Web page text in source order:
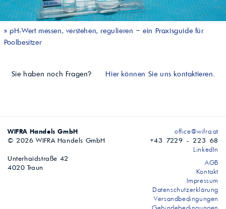
» pH-Wert messen, verstehen, regulieren – ein Praxisguide für
Poolbesitzer
Sie haben noch Fragen? Hier können Sie uns kontaktieren.
WIFRA Handels GmbH
© 2026 WIFRA Handels GmbH
Unterhaidstraße 42
4020 Traun
office@wifra.at
+43 7229 - 223 68
LinkedIn
AGB
Kontakt
Impressum
Datenschutzerklärung
Versandbedingungen